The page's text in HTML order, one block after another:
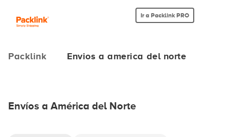
Ir a Packlink PRO
Packlink Envios a america del norte
Envíos a América del Norte